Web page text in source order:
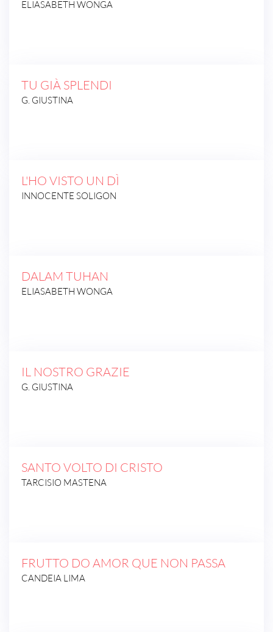
ELIASABETH WONGA
TU GIÀ SPLENDI
G. GIUSTINA
L'HO VISTO UN DÌ
INNOCENTE SOLIGON
DALAM TUHAN
ELIASABETH WONGA
IL NOSTRO GRAZIE
G. GIUSTINA
SANTO VOLTO DI CRISTO
TARCISIO MASTENA
FRUTTO DO AMOR QUE NON PASSA
CANDEIA LIMA